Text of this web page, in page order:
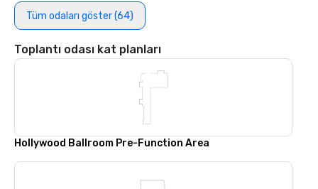
Tüm odaları göster (64)
Toplantı odası kat planları
Hollywood Ballroom Pre-Function Area